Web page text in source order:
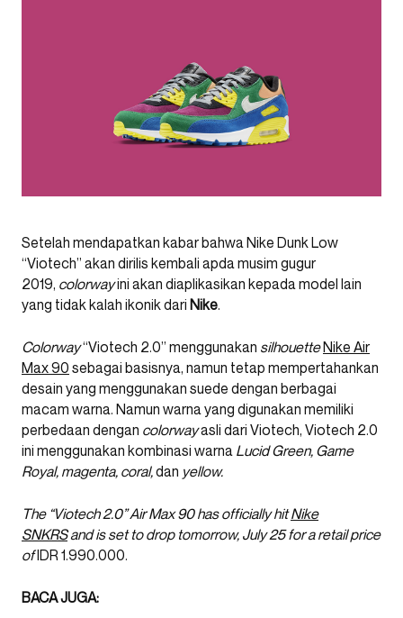
Setelah mendapatkan kabar bahwa Nike Dunk Low
“Viotech” akan dirilis kembali apda musim gugur
2019, colorwayini akan diaplikasikan kepada model lain
yang tidak kalah ikonik dari Nike.
Colorway“Viotech 2.0” menggunakan silhouetteNike Air
Max 90 sebagai basisnya, namun tetap mempertahankan
desain yang menggunakan suede dengan berbagai
macam warna. Namun warna yang digunakan memiliki
perbedaan dengan colorwayasli dari Viotech, Viotech 2.0
ini menggunakan kombinasi warna Lucid Green, Game
Royal, magenta, coral,dan yellow.
The “Viotech 2.0” Air Max 90 has officially hitNike
SNKRSand is set to drop tomorrow, July 25 for a retail price
ofIDR 1.990.000.
BACA JUGA: